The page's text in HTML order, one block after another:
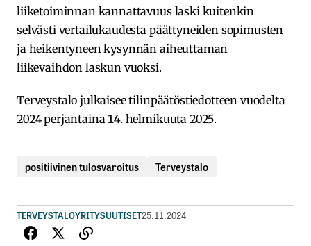
liiketoiminnan kannattavuus laski kuitenkin
selvästi vertailukaudesta päättyneiden sopimusten
ja heikentyneen kysynnän aiheuttaman
liikevaihdon laskun vuoksi.
Terveystalo julkaisee tilinpäätöstiedotteen vuodelta
2024 perjantaina 14. helmikuuta 2025.
positiivinen tulosvaroitus Terveystalo
TERVEYSTALOYRITYSUUTISET25.11.2024